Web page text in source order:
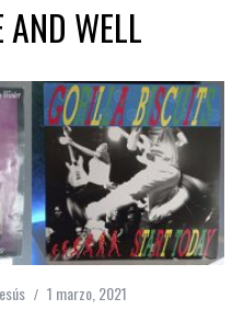
WELL
1 marzo, 2021